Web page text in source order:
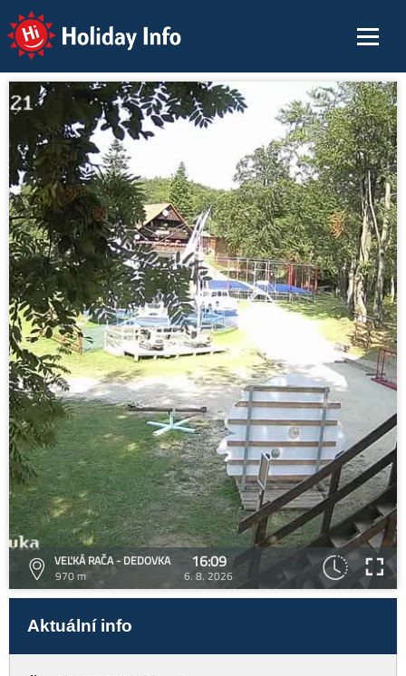
Holiday Info
VEĽKÁ RAČA - DEDOVKA
970 m
16:09
6. 8. 2026
Aktuální info